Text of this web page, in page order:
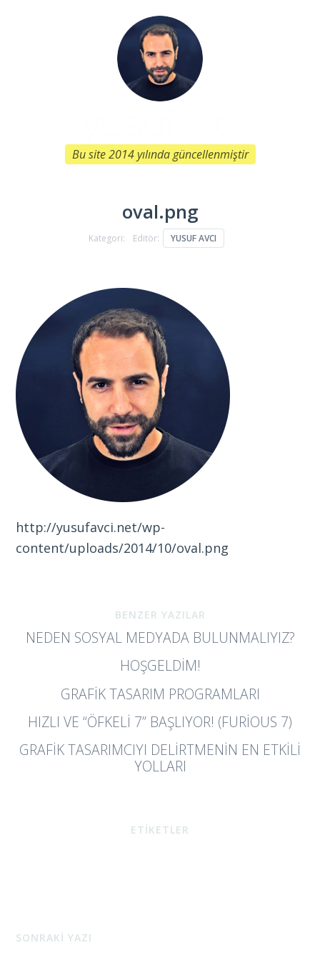
Bu site 2014 yılında güncellenmiştir
oval.png
Kategori: Editör: YUSUF AVCI
http://yusufavci.net/wp-
content/uploads/2014/10/oval.png
BENZER YAZILAR
NEDEN SOSYAL MEDYADA BULUNMALIYIZ?
HOŞGELDIM!
GRAFIK TASARIM PROGRAMLARI
HIZLI VE “ÖFKELİ 7” BAŞLIYOR! (FURIOUS 7)
GRAFIK TASARIMCIYI DELIRTMENIN EN ETKILI
YOLLARI
ETİKETLER
SONRAKİ YAZI